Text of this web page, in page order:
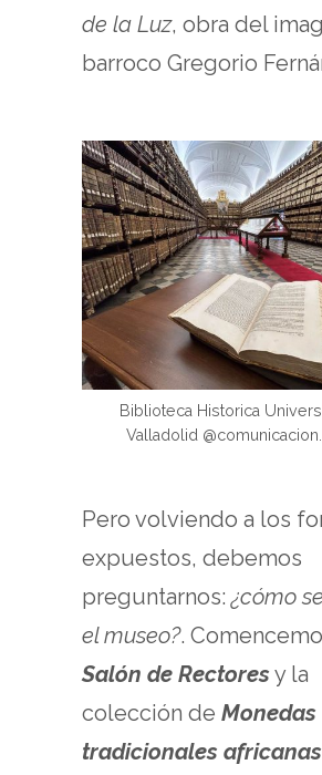
de la Luz, obra del
barroco Gregorio
Biblioteca Historica
Valladolid
Pero volviendo a los
expuestos, debemos
preguntarnos: ¿cómo
el museo?.
Salón de Rectores y la
colección de Monedas
tradicionales africanas